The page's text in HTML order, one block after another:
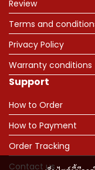
Review
Terms and
Privacy Policy
Warranty conditions
Support
How to Order
How to Payment
Order Tracking
Contact us